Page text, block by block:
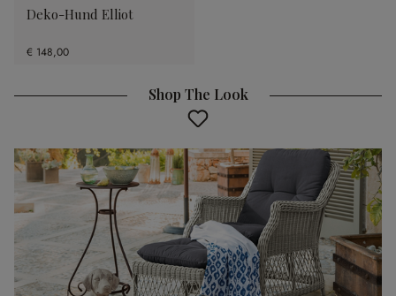
Deko-Hund Elliot
€ 148,00
Shop The Look